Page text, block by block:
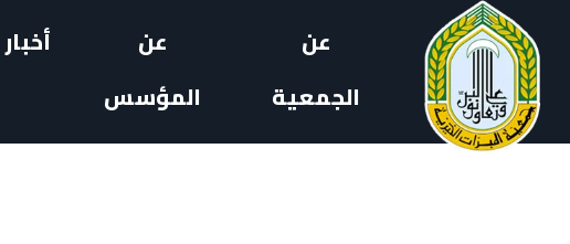
عن
الجمعية
عن
المؤسس
أخبار